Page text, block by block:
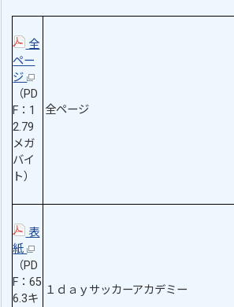
全
ペー
ジ
（PD
F：1
2.79
メガ
バイ
ト）
全ページ
表
紙
（PD
F：65
6.3キ
１ｄａｙサッカーアカデミー